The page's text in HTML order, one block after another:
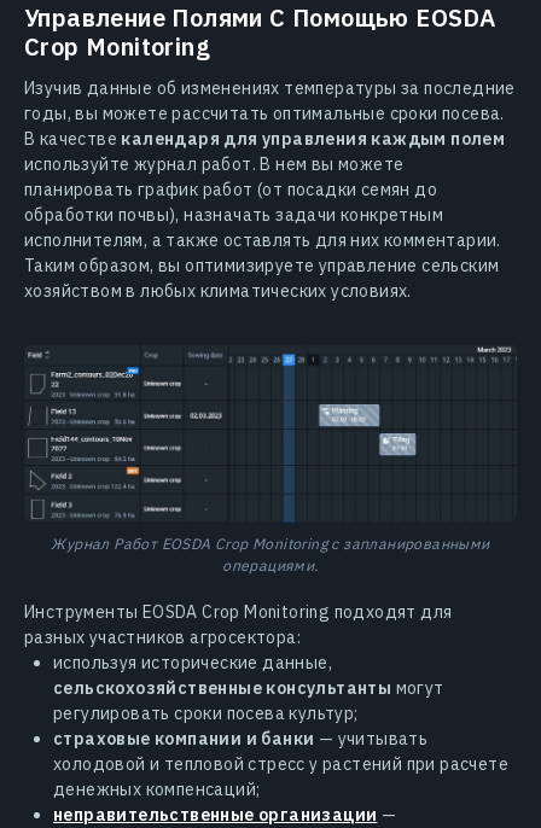
Управление Полями С Помощью EOSDA
Crop Monitoring
Изучив данные об изменениях температуры за последние
годы, вы можете рассчитать оптимальные сроки посева.
В качестве календаря для управления каждым полем
используйте журнал работ. В нем вы можете
планировать график работ (от посадки семян до
обработки почвы), назначать задачи конкретным
исполнителям, а также оставлять для них комментарии.
Таким образом, вы оптимизируете управление сельским
хозяйством в любых климатических условиях.
Журнал Работ EOSDA Crop Monitoring с запланированными
операциями.
Инструменты EOSDA Crop Monitoring подходят для
разных участников агросектора:
используя исторические данные,
сельскохозяйственные консультанты могут
регулировать сроки посева культур;
страховые компании и банки — учитывать
холодовой и тепловой стресс у растений при расчете
денежных компенсаций;
неправительственные организации —